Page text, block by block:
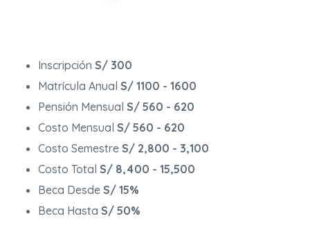
Inscripción S/ 300
Matrícula Anual S/ 1100 - 1600
Pensión Mensual S/ 560 - 620
Costo Mensual S/ 560 - 620
Costo Semestre S/ 2,800 - 3,100
Costo Total S/ 8,400 - 15,500
Beca Desde S/ 15%
Beca Hasta S/ 50%